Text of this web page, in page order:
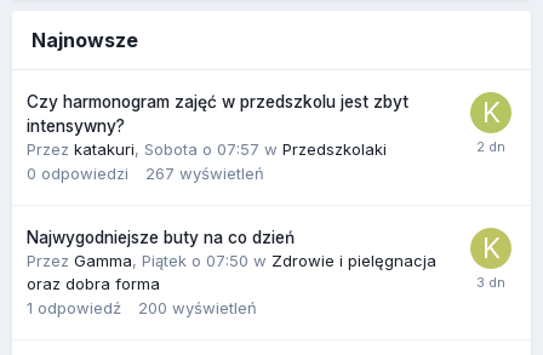
Najnowsze
Czy harmonogram zajęć w przedszkolu jest zbyt
intensywny?
Przez katakuri, Sobota o 07:57 w Przedszkolaki
0 odpowiedzi 267 wyświetleń
Najwygodniejsze buty na co dzień
Przez Gamma, Piątek o 07:50 w Zdrowie i pielęgnacja
oraz dobra forma
1 odpowiedź 200 wyświetleń